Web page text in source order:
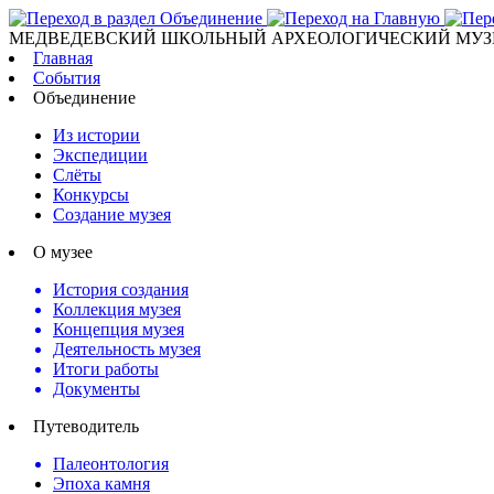
МЕДВЕДЕВСКИЙ ШКОЛЬНЫЙ АРХЕОЛОГИЧЕСКИЙ
Главная
События
Объединение
Из истории
Экспедиции
Слёты
Конкурсы
Создание музея
О музее
История создания
Коллекция музея
Концепция музея
Деятельность музея
Итоги работы
Документы
Путеводитель
Палеонтология
Эпоха камня